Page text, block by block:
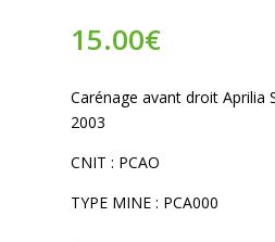
15.00€
Carénage avant droit Aprilia
2003
CNIT : PCAO
TYPE MINE : PCA000